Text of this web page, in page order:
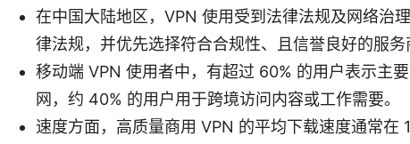
在中国大陆地区，VPN 使用受到法律法规及网络治
律法规，并优先选择符合合规性、且信誉良好的服务
移动端 VPN 使用者中，有超过 60% 的用户表示主
网，约 40% 的用户用于跨境访问内容或工作需要。
速度方面，高质量商用 VPN 的平均下载速度通常